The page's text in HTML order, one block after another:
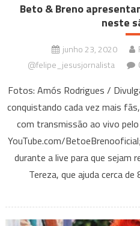
Beto & Breno
neste
junho 23, 2020
@felipe_jesusjornalista
Fotos: Amós Rodrigues /
conquistando cada vez mais
com transmissão ao vivo
YouTube.com/
durante a live para que sejam
Tereza, que ajuda cerca